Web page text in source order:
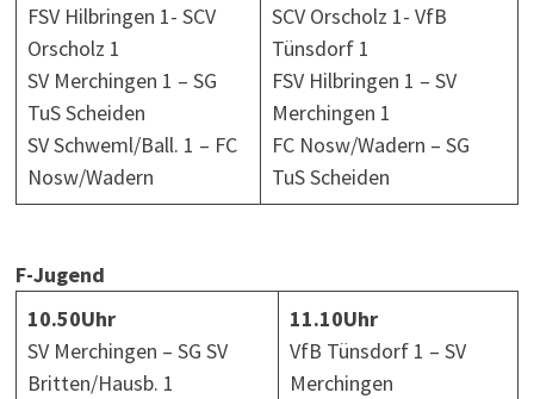
FSV Hilbringen 1- SCV
Orscholz 1
SV Merchingen 1 – SG
TuS Scheiden
SV Schweml/Ball. 1 – FC
Nosw/Wadern
SCV Orscholz 1- VfB
Tünsdorf 1
FSV Hilbringen 1 – SV
Merchingen 1
FC Nosw/Wadern – SG
TuS Scheiden
F-Jugend
10.50Uhr
SV Merchingen – SG SV
Britten/Hausb. 1
11.10Uhr
VfB Tünsdorf 1 – SV
Merchingen